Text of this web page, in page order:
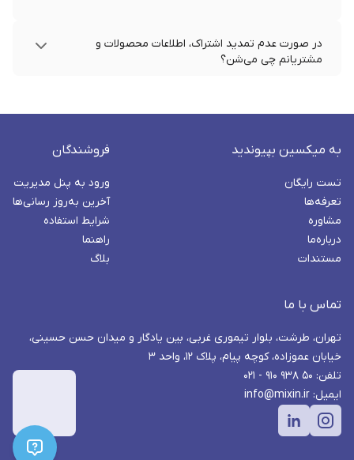
در صورت عدم تمدید اشتراک، اطلاعات محصولات و
مشتریانم چی می‌شن؟
به میکسین بپیوندید
تست رایگان
تعرفه‌ها
مشاوره
درباره‌ما
مستندات
فروشندگان
ورود به پنل مدیریت
آخرین به‌روز رسانی‌ها
شرایط استفاده
راهنما
بلاگ
تماس با ما
تهران، طرشت، بلوار تیموری غربی، بین یادگار و میدان حسن حسینی،
خیابان عموزاده، کوچه پیام، پلاک ۱۲، واحد ۳
تلفن: ۵۰ ۹۳۸ ۹۱۰ - ۰۲۱
ایمیل: info@mixin.ir